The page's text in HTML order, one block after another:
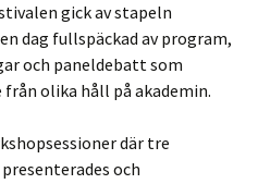
gick av stapeln
dag fullspäckad av program,
och paneldebatt som
olika håll på akademin.
där tre
och